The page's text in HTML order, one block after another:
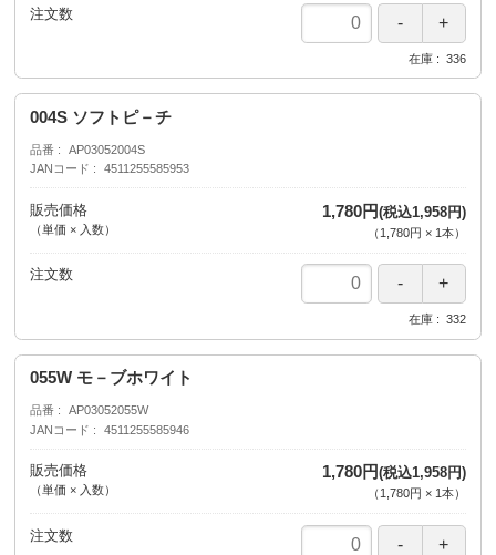
注文数
在庫 336
004S ソフトピ－チ
品番
AP03052004S
JANコード
4511255585953
販売価格
（単価 × 入数）
1,780円(税込1,958円)
（ 1,780円 × 1本）
注文数
在庫 332
055W モ－ブホワイト
品番
AP03052055W
JANコード
4511255585946
販売価格
（単価 × 入数）
1,780円(税込1,958円)
（ 1,780円 × 1 本）
注文数